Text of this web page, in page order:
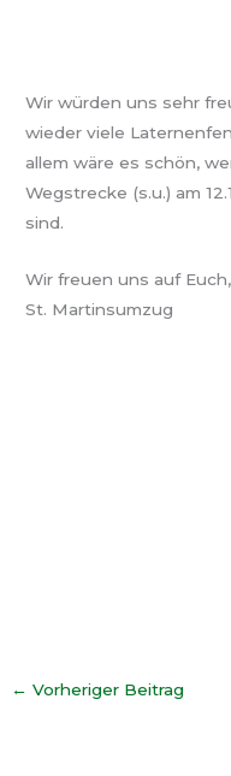
Wir würden uns sehr
wieder viele
allem wäre es schön,
Wegstrecke (s.u.) am
sind.
Wir freuen uns auf
St. Martinsumzug
← Vorheriger Beitrag